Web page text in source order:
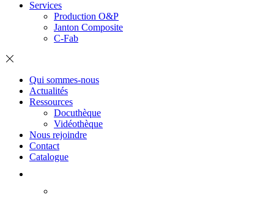
Services
Production O&P
Janton Composite
C-Fab
Qui sommes-nous
Actualités
Ressources
Docuthèque
Vidéothèque
Nous rejoindre
Contact
Catalogue